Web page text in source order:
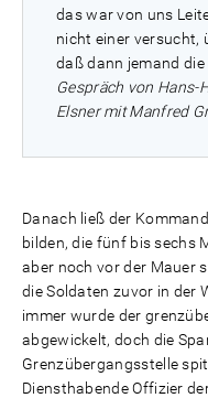
das war von uns
nicht einer versucht,
daß dann jemand
Gespräch von Hans-
Elsner mit Manfred
Danach ließ der
bilden, die fünf bis sechs
aber noch vor der Mauer
die Soldaten zuvor in der
immer wurde der
abgewickelt, doch die
Grenzübergangsstelle
Diensthabende Offizier